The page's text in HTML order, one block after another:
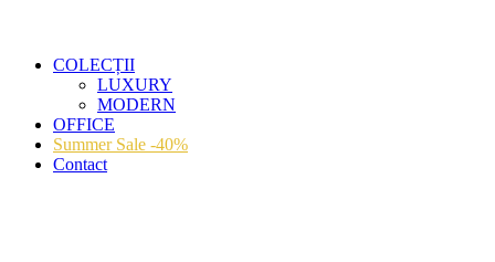
COLECȚII
LUXURY
MODERN
OFFICE
Summer Sale -40%
Contact